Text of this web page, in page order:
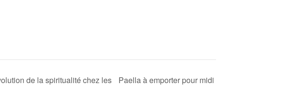
de la spiritualité chez les
Paella à emporter pour midi